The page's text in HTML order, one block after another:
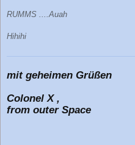
RUMMS ....Auah
Hihihi
mit geheimen Grüßen
Colonel X ,
from outer Space